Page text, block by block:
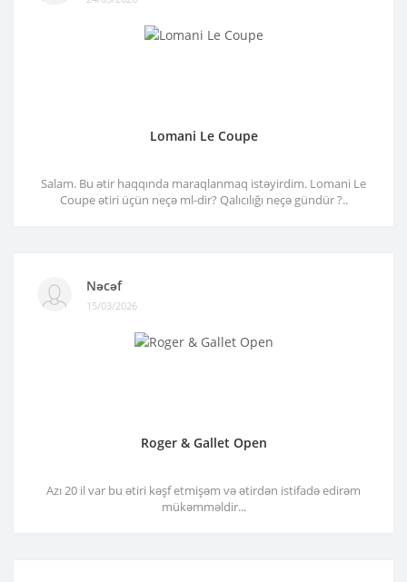
Lomani Le Coupe
Salam. Bu ətir haqqında maraqlanmaq istəyirdim. Lomani Le
Coupe ətiri üçün neçə ml-dir? Qalıcılığı neçə gündür ?..
Nəcəf
15/03/2026
Roger & Gallet Open
Azı 20 il var bu ətiri kəşf etmişəm və ətirdən istifadə edirəm
mükəmməldir...